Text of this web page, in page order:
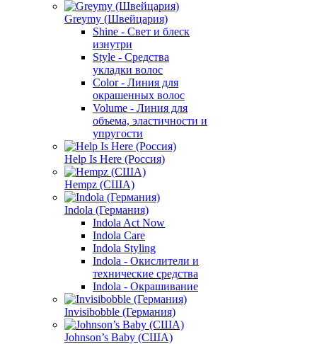
Greymy (Швейцария)
Shine - Свет и блеск
изнутри
Style - Средства
укладки волос
Color - Линия для
окрашенных волос
Volume - Линия для
объема, эластичности и
упругости
Help Is Here (Россия)
Hempz (США)
Indola (Германия)
Indola Act Now
Indola Care
Indola Styling
Indola - Окислители и
технические средства
Indola - Окрашивание
Invisibobble (Германия)
Johnson’s Baby (США)